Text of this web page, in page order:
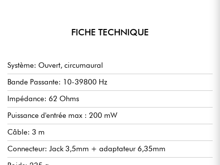
FICHE TECHNIQUE
Système: Ouvert, circumaural
Bande Passante: 10-39800 Hz
Impédance: 62 Ohms
Puissance d'entrée max : 200 mW
Câble: 3 m
Connecteur: Jack 3,5mm + adaptateur 6,35mm